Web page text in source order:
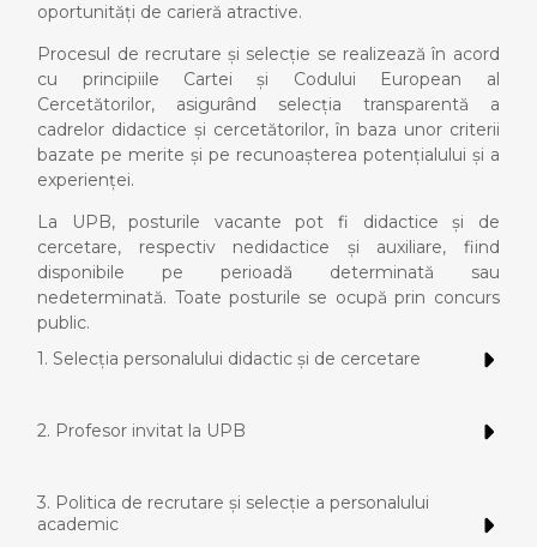
oportunități de carieră atractive.
Procesul de recrutare și selecție se realizează în acord
cu principiile Cartei și Codului European al
Cercetătorilor, asigurând selecția transparentă a
cadrelor didactice și cercetătorilor, în baza unor criterii
bazate pe merite și pe recunoașterea potențialului și a
experienței.
La UPB, posturile vacante pot fi didactice și de
cercetare, respectiv nedidactice și auxiliare, fiind
disponibile pe perioadă determinată sau
nedeterminată. Toate posturile se ocupă prin concurs
public.
1. Selecția personalului didactic și de cercetare
2. Profesor invitat la UPB
3. Politica de recrutare și selecție a personalului
academic